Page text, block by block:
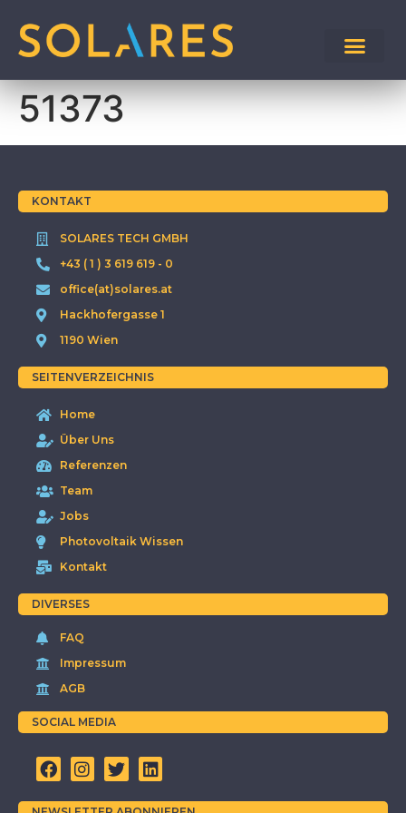
51373
KONTAKT
SOLARES TECH GMBH
+43 ( 1 ) 3 619 619 - 0
office(at)solares.at
Hackhofergasse 1
1190 Wien
SEITENVERZEICHNIS
Home
Über Uns
Referenzen
Team
Jobs
Photovoltaik Wissen
Kontakt
DIVERSES
FAQ
Impressum
AGB
SOCIAL MEDIA